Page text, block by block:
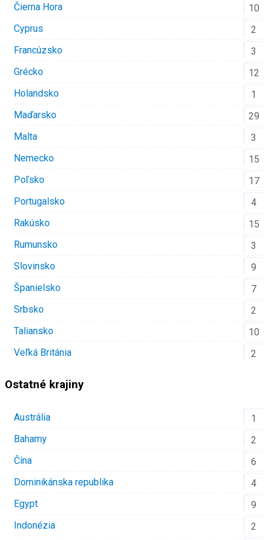
Čierna Hora
10
Cyprus
2
Francúzsko
3
Grécko
12
Holandsko
1
Maďarsko
29
Malta
3
Nemecko
15
Poľsko
17
Portugalsko
4
Rakúsko
15
Rumunsko
3
Slovinsko
9
Španielsko
7
Srbsko
2
Taliansko
10
Veľká Británia
2
Ostatné krajiny
Austrália
1
Bahamy
2
Čína
6
Dominikánska republika
4
Egypt
9
Indonézia
2